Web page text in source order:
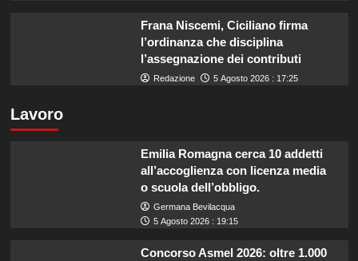
Frana Niscemi, Ciciliano firma
l’ordinanza che disciplina
l’assegnazione dei contributi
Redazione 5 Agosto 2026 : 17:25
Lavoro
Emilia Romagna cerca 10 addetti
all’accoglienza con licenza media
o scuola dell’obbligo.
Germana Bevilacqua
5 Agosto 2026 : 19:15
Concorso Asmel 2026: oltre 1.000